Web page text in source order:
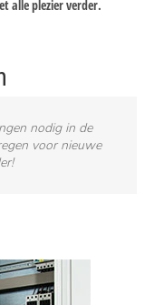
alle plezier verder.
nodig in de
voor nieuwe